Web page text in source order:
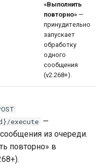
«Выполнить
повторно» —
принудительно
запускает
обработку
одного
сообщения
(v2.268+).
execute —
из очереди.
повторно» в